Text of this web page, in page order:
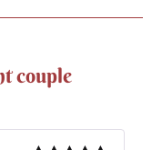
couple